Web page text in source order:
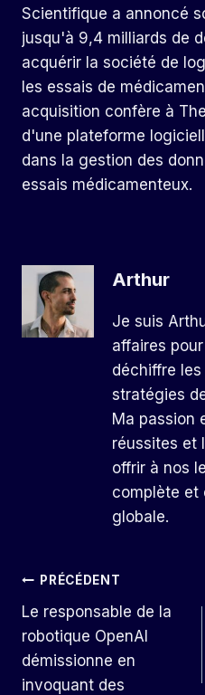
Scientifique a annoncé
jusqu'à 9,4 milliards de
acquérir la société de
les essais de
acquisition confère à
d'une plateforme
dans la gestion des
essais médicamenteux.
Arthur
Je suis
affaires
déchiffre
stratégies
Ma passion
réussites et
offrir à nos
complète et
globale.
Navigation
De
L’article
PRÉCÉDENT
Le responsable de la
robotique OpenAI
démissionne en
invoquant des